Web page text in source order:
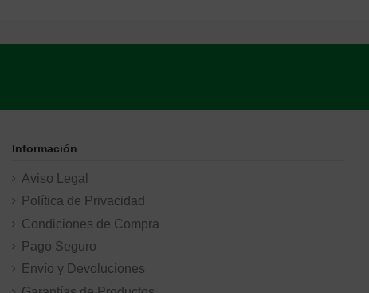
Información
Aviso Legal
Política de Privacidad
Condiciones de Compra
Pago Seguro
Envío y Devoluciones